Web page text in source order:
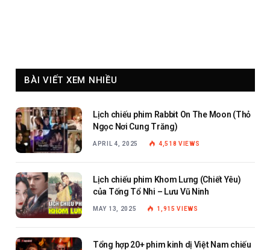
BÀI VIẾT XEM NHIỀU
Lịch chiếu phim Rabbit On The Moon (Thỏ
Ngọc Nơi Cung Trăng)
APRIL 4, 2025 4,518VIEWS
Lịch chiếu phim Khom Lưng (Chiết Yêu)
của Tống Tổ Nhi – Lưu Vũ Ninh
MAY 13, 2025 1,915VIEWS
Tổng hợp 20+ phim kinh dị Việt Nam chiếu